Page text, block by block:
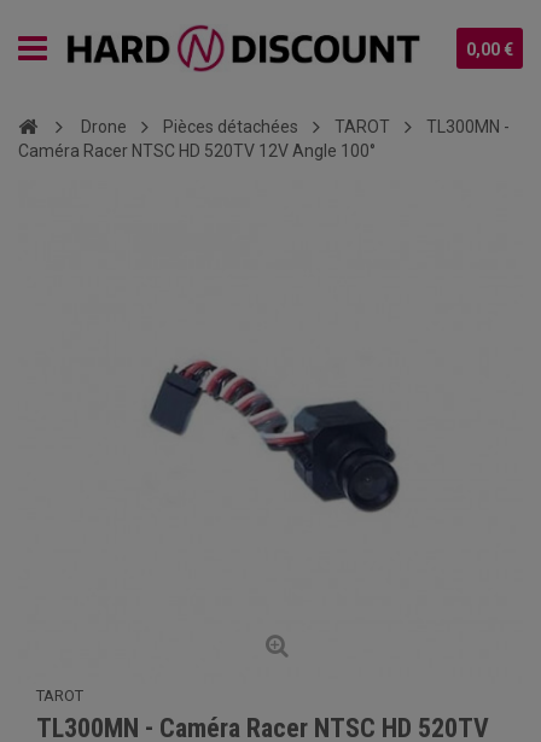
0,00 €
Drone Pièces détachées TAROT
TL300MN -
Caméra Racer NTSC HD 520TV 12V Angle 100°
TAROT
TL300MN - Caméra Racer NTSC HD 520TV